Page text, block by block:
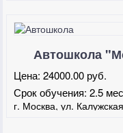
Автошкола
Цена:24000.00 руб.
Срок обучения:2.5
г. Москва, ул.